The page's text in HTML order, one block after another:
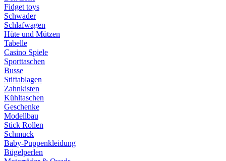
Fidget toys
Schwader
Schlafwagen
Hüte und Mützen
Tabelle
Casino Spiele
Sporttaschen
Busse
Stiftablagen
Zahnkisten
Kühltaschen
Geschenke
Modellbau
Stick Rollen
Schmuck
Baby-Puppenkleidung
Bügelperlen